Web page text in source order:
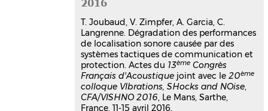
trunk
Alexandre Garcia ,Yacine Braïkia
Christophe Langrenne,Eric Bavu,
Manuel Melon
Acoustics 2012, Apr 2012, Nantes,
France
Communication dans un congrès
hal-00810827v1
Data completion method for the
2016
T. Joubaud, V. Zimpfer, A. Garcia, C.
Langrenne. Dégradation des performances
de localisation sonore causée par des
systèmes tactiques de communication et
protection. Actes du 13ème Congrès
Français d'Acoustique joint avec le20ème
colloque VIbrations, SHocks and NOise,
CFA/VISHNO 2016, Le Mans, Sarthe,
France, 11-15 avril 2016.